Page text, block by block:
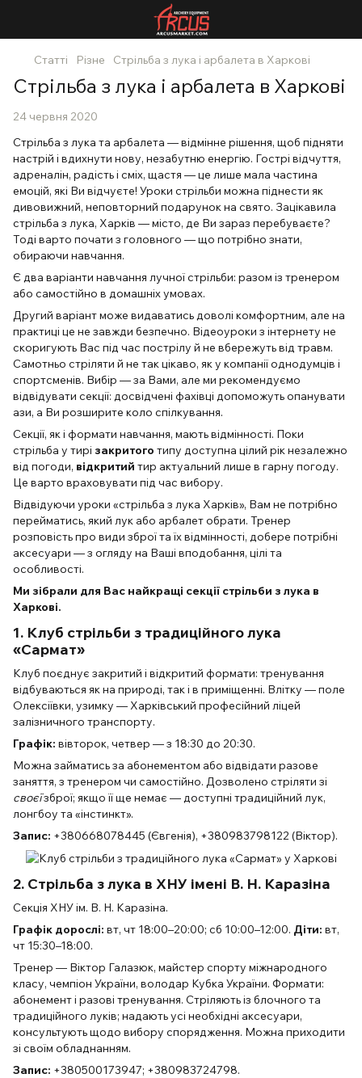
Статті Різне Стрільба з лука і арбалета в Харкові
Стрільба з лука і арбалета в Харкові
24 червня 2020
Стрільба з лука та арбалета — відмінне рішення, щоб підняти
настрій і вдихнути нову, незабутню енергію. Гострі відчуття,
адреналін, радість і сміх, щастя — це лише мала частина
емоцій, які Ви відчуєте! Уроки стрільби можна піднести як
дивовижний, неповторний подарунок на свято. Зацікавила
стрільба з лука, Харків — місто, де Ви зараз перебуваєте?
Тоді варто почати з головного — що потрібно знати,
обираючи навчання.
Є два варіанти навчання лучної стрільби: разом із тренером
або самостійно в домашніх умовах.
Другий варіант може видаватись доволі комфортним, але на
практиці це не завжди безпечно. Відеоуроки з інтернету не
скоригують Вас під час пострілу й не вбережуть від травм.
Самотньо стріляти й не так цікаво, як у компанії однодумців і
спортсменів. Вибір — за Вами, але ми рекомендуємо
відвідувати секції: досвідчені фахівці допоможуть опанувати
ази, а Ви розширите коло спілкування.
Секції, як і формати навчання, мають відмінності. Поки
стрільба у тирі закритого типу доступна цілий рік незалежно
від погоди, відкритий тир актуальний лише в гарну погоду.
Це варто враховувати під час вибору.
Відвідуючи уроки «стрільба з лука Харків», Вам не потрібно
перейматись, який лук або арбалет обрати. Тренер
розповість про види зброї та їх відмінності, добере потрібні
аксесуари — з огляду на Ваші вподобання, цілі та
особливості.
Ми зібрали для Вас найкращі секції стрільби з лука в
Харкові.
1. Клуб стрільби з традиційного лука
«Сармат»
Клуб поєднує закритий і відкритий формати: тренування
відбуваються як на природі, так і в приміщенні. Влітку — поле
Олексіївки, узимку — Харківський професійний ліцей
залізничного транспорту.
Графік: вівторок, четвер — з 18:30 до 20:30.
Можна займатись за абонементом або відвідати разове
заняття, з тренером чи самостійно. Дозволено стріляти зі
своєїзброї; якщо її ще немає — доступні традиційний лук,
лонгбоу та «інстинкт».
Запис: +380668078445 (Євгенія), +380983798122 (Віктор).
2. Стрільба з лука в ХНУ імені В. Н. Каразіна
Секція ХНУ ім. В. Н. Каразіна.
Графік дорослі: вт, чт 18:00–20:00; сб 10:00–12:00. Діти: вт,
чт 15:30–18:00.
Тренер — Віктор Галазюк, майстер спорту міжнародного
класу, чемпіон України, володар Кубка України. Формати:
абонемент і разові тренування. Стріляють із блочного та
традиційного луків; надають усі необхідні аксесуари,
консультують щодо вибору спорядження. Можна приходити
зі своїм обладнанням.
Запис: +380500173947; +380983724798.